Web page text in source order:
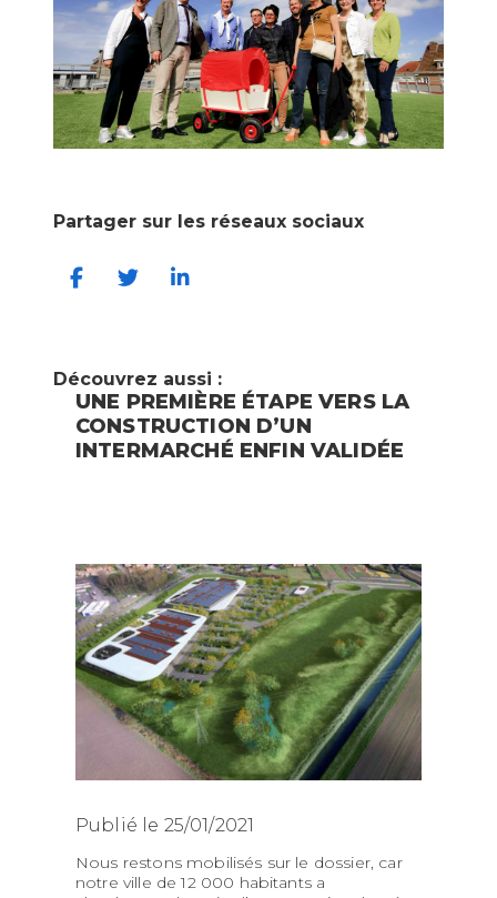
Partager sur les réseaux sociaux
Découvrez aussi :
UNE PREMIÈRE ÉTAPE VERS LA
CONSTRUCTION D’UN
INTERMARCHÉ ENFIN VALIDÉE
Publié le 25/01/2021
Nous restons mobilisés sur le dossier, car
notre ville de 12 000 habitants a